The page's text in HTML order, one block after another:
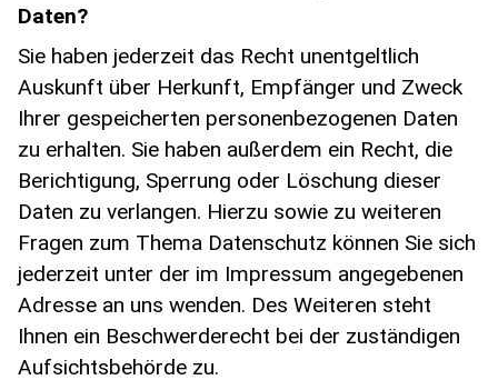
Daten?
Sie haben jederzeit das Recht unentgeltlich
Auskunft über Herkunft, Empfänger und Zweck
Ihrer gespeicherten personenbezogenen Daten
zu erhalten. Sie haben außerdem ein Recht, die
Berichtigung, Sperrung oder Löschung dieser
Daten zu verlangen. Hierzu sowie zu weiteren
Fragen zum Thema Datenschutz können Sie sich
jederzeit unter der im Impressum angegebenen
Adresse an uns wenden. Des Weiteren steht
Ihnen ein Beschwerderecht bei der zuständigen
Aufsichtsbehörde zu.